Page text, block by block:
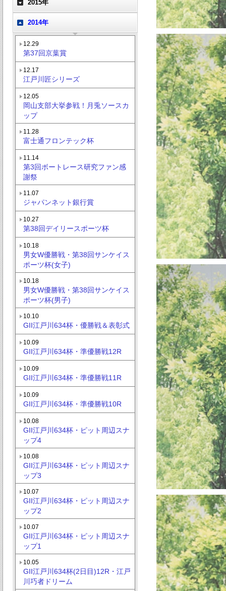
2015年
2014年
12.29
第37回京葉賞
12.17
江戸川匠シリーズ
12.05
岡山支部大挙参戦！月兎ソースカ
ップ
11.28
富士通フロンテック杯
11.14
第3回ボートレース研究ファン感
謝祭
11.07
ジャパンネット銀行賞
10.27
第38回デイリースポーツ杯
10.18
男女W優勝戦・第38回サンケイス
ポーツ杯(女子)
10.18
男女W優勝戦・第38回サンケイス
ポーツ杯(男子)
10.10
GII江戸川634杯・優勝戦＆表彰式
10.09
GII江戸川634杯・準優勝戦12R
10.09
GII江戸川634杯・準優勝戦11R
10.09
GII江戸川634杯・準優勝戦10R
10.08
GII江戸川634杯・ピット周辺スナ
ップ4
10.08
GII江戸川634杯・ピット周辺スナ
ップ3
10.07
GII江戸川634杯・ピット周辺スナ
ップ2
10.07
GII江戸川634杯・ピット周辺スナ
ップ1
10.05
GII江戸川634杯(2日目)12R・江戸
川巧者ドリーム